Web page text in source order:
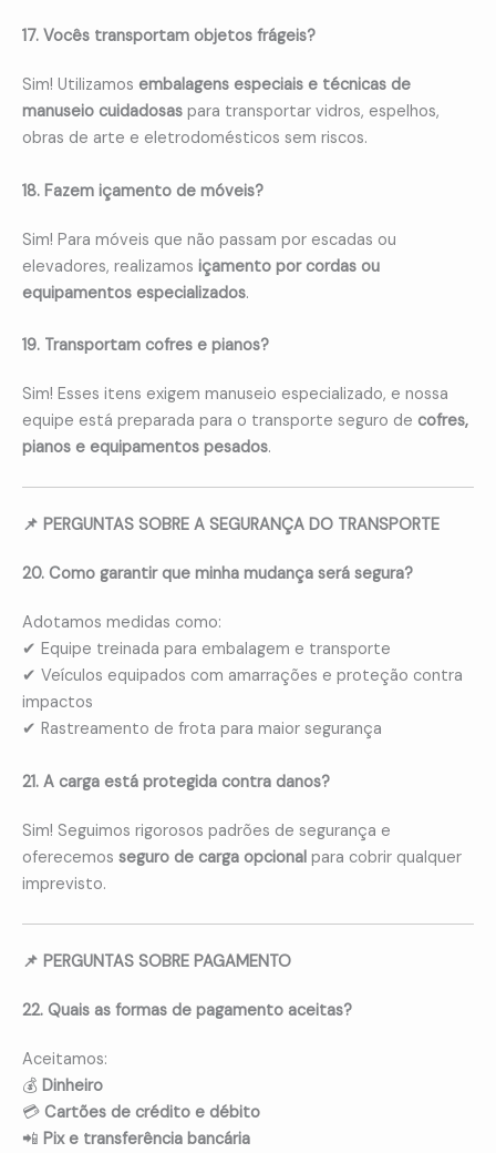
17. Vocês transportam objetos frágeis?
Sim! Utilizamos embalagens especiais e técnicas de
manuseio cuidadosas para transportar vidros, espelhos,
obras de arte e eletrodomésticos sem riscos.
18. Fazem içamento de móveis?
Sim! Para móveis que não passam por escadas ou
elevadores, realizamos içamento por cordas ou
equipamentos especializados.
19. Transportam cofres e pianos?
Sim! Esses itens exigem manuseio especializado, e nossa
equipe está preparada para o transporte seguro de cofres,
pianos e equipamentos pesados.
📌 PERGUNTAS SOBRE A SEGURANÇA DO TRANSPORTE
20. Como garantir que minha mudança será segura?
Adotamos medidas como:
✔ Equipe treinada para embalagem e transporte
✔ Veículos equipados com amarrações e proteção contra
impactos
✔ Rastreamento de frota para maior segurança
21. A carga está protegida contra danos?
Sim! Seguimos rigorosos padrões de segurança e
oferecemos seguro de carga opcional para cobrir qualquer
imprevisto.
📌 PERGUNTAS SOBRE PAGAMENTO
22. Quais as formas de pagamento aceitas?
Aceitamos:
💰 Dinheiro
💳 Cartões de crédito e débito
📲 Pix e transferência bancária